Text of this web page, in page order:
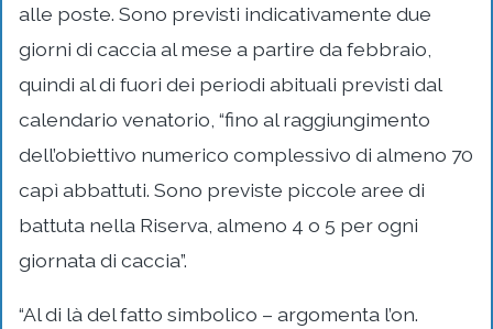
alle poste. Sono previsti indicativamente due
giorni di caccia al mese a partire da febbraio,
quindi al di fuori dei periodi abituali previsti dal
calendario venatorio, “fino al raggiungimento
dell’obiettivo numerico complessivo di almeno 70
capì abbattuti. Sono previste piccole aree di
battuta nella Riserva, almeno 4 o 5 per ogni
giornata di caccia”.
“Al di là del fatto simbolico – argomenta l’on.